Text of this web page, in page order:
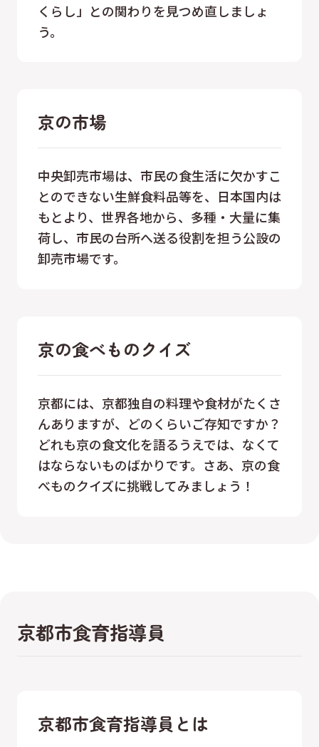
くらし」との関わりを見つめ直しましょ
う。
京の市場
中央卸売市場は、市民の食生活に欠かすこ
とのできない生鮮食料品等を、日本国内は
もとより、世界各地から、多種・大量に集
荷し、市民の台所へ送る役割を担う公設の
卸売市場です。
京の食べものクイズ
京都には、京都独自の料理や食材がたくさ
んありますが、どのくらいご存知ですか？
どれも京の食文化を語るうえでは、なくて
はならないものばかりです。さあ、京の食
べものクイズに挑戦してみましょう！
京都市食育指導員
京都市食育指導員とは